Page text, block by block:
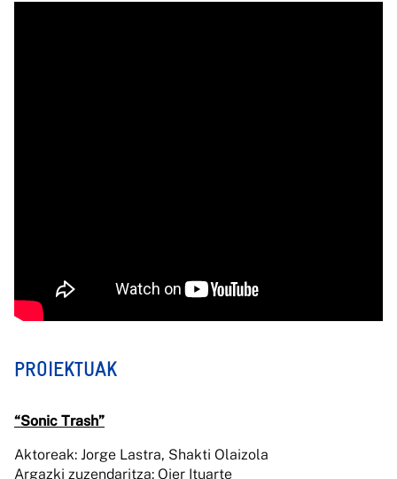
PROIEKTUAK
“Sonic Trash”
Aktoreak: Jorge Lastra, Shakti Olaizola
Argazki zuzendaritza: Oier Ituarte